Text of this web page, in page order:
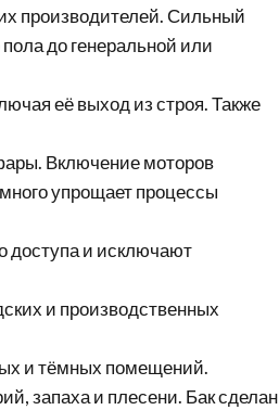
производителей. Сильный
до генеральной или
её выход из строя. Также
Включение моторов
упрощает процессы
доступа и исключают
и производственных
и тёмных помещений.
запаха и плесени. Бак сделан